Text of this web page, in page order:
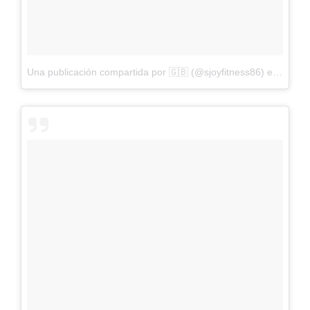
Una publicación compartida por 🇬🇧 (@sjoyfitness86) el